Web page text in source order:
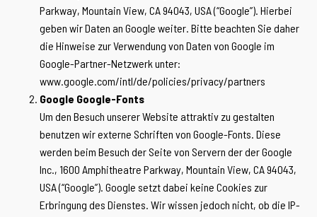
Parkway, Mountain View, CA 94043, USA (“Google”). Hierbei
geben wir Daten an Google weiter. Bitte beachten Sie daher
die Hinweise zur Verwendung von Daten von Google im
Google-Partner-Netzwerk unter:
www.google.com/intl/de/policies/privacy/partners
Google Google-Fonts
Um den Besuch unserer Website attraktiv zu gestalten
benutzen wir externe Schriften von Google-Fonts. Diese
werden beim Besuch der Seite von Servern der der Google
Inc., 1600 Amphitheatre Parkway, Mountain View, CA 94043,
USA (“Google”). Google setzt dabei keine Cookies zur
Erbringung des Dienstes. Wir wissen jedoch nicht, ob die IP-